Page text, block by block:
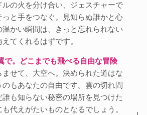
ルの火を分け合い、ジェスチャーで
と手をつなぐ。見知らぬ誰かと心
温かい瞬間は、きっと忘れられない
てくれるはずです。
で。どこまでも飛べる自由な冒険
せて、大空へ。決められた道はな
のもあなたの自由です。雲の切れ間
誰も知らない秘密の場所を見つけた
代えがたいものとなるでしょう。